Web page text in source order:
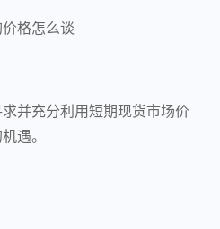
格怎么谈
并充分利用短期现货市场价
遇。